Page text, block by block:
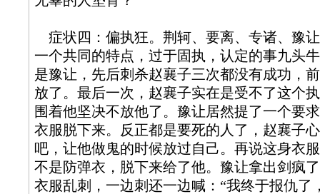
症状四：偏执狂。荆轲、要离、专诸、豫
一个共同的特点，过于固执，认定的事九头
是豫让，先后刺杀赵襄子三次都没有成功，
放了。最后一次，赵襄子实在是受不了这个
围着他坚决不放他了。豫让居然提了一个要
衣服脱下来。反正都是要死的人了，赵襄子
吧，让他做鬼的时候放过自己。再说这身衣
不是防弹衣，脱下来给了他。豫让拿出剑疯
衣服乱刺，一边刺还一边喊：“我终于报仇了